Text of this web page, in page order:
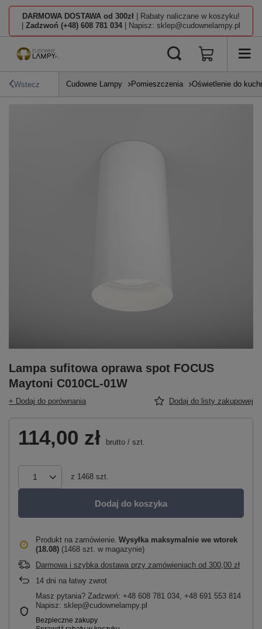
DARMOWA DOSTAWA od 300zł | Rabaty naliczane w koszyku!
Zadzwoń (+48) 608 781 034 | Napisz: sklep@cudownelampy.pl
Wstecz Cudowne Lampy Pomieszczenia Oświetlenie do
Lampa sufitowa oprawa spot FOCUS
Maytoni C010CL-01W
+ Dodaj do porównania Dodaj do listy zakupowej
114,00 zł brutto / szt.
z 1468 szt.
Dodaj do koszyka
Produkt na zamówienie Wysyłka maksymalnie we wtorek
(18.08) (1468 szt. w magazynie)
Darmowa i szybka dostawa przy zamówieniach od 300,00 zł
14 dni na łatwy zwrot
Masz pytania? Zadzwoń: +48 608 781 034, +48 691 553 814
Napisz: sklep@cudownelampy.pl